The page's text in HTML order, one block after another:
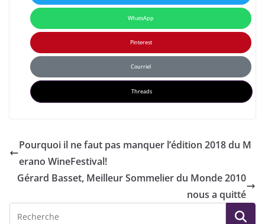
WhatsApp
Pinterest
Courriel
Threads
Pourquoi il ne faut pas manquer l’édition 2018 du M
erano WineFestival!
Gérard Basset, Meilleur Sommelier du Monde 2010
nous a quitté